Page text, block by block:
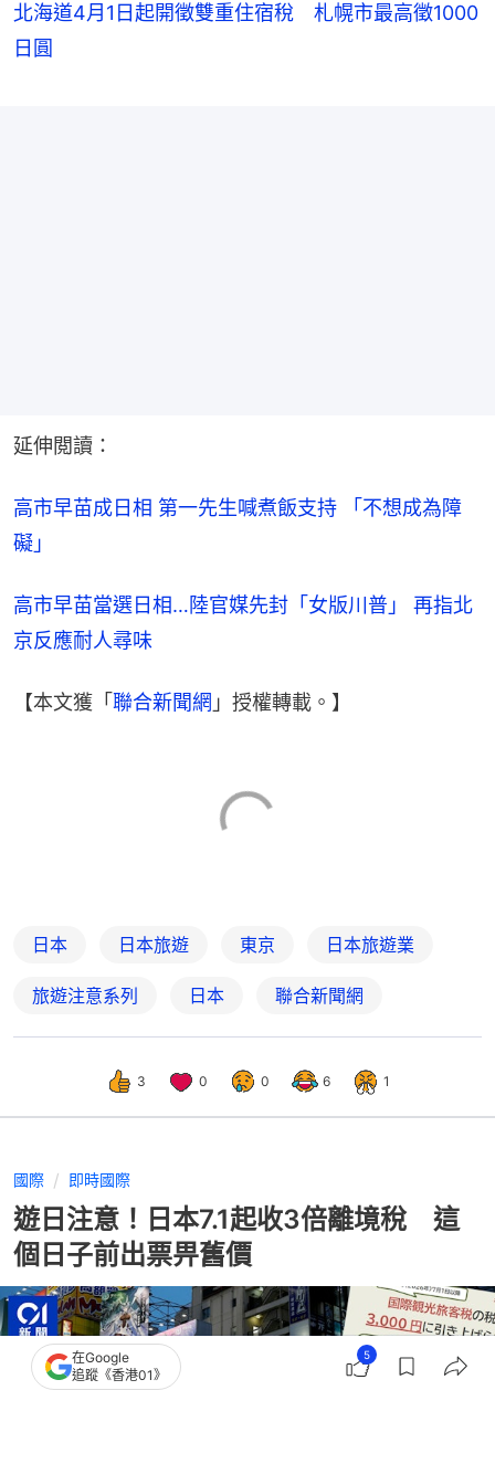
北海道4月1日起開徵雙重住宿稅 札幌市最高徵1000
日圓
延伸閲讀：
高市早苗成日相 第一先生喊煮飯支持 「不想成為障
礙」
高市早苗當選日相…陸官媒先封「女版川普」 再指北
京反應耐人尋味
【本文獲「 聯合新聞網 」授權轉載。】
日本 日本旅遊 東京 日本旅遊業
旅遊注意系列 日本 聯合新聞網
3 0 0 6 1
國際 即時國際
遊日注意！日本7.1起收3倍離境稅 這
個日子前出票畀舊價
在Google
追蹤《香港01》
5